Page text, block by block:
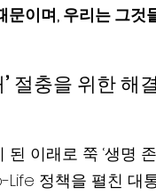
문이며, 우리는 그것
’ 절충을 위한 해
된 이래로 쭉 ‘생명
Life 정책을 펼친 대